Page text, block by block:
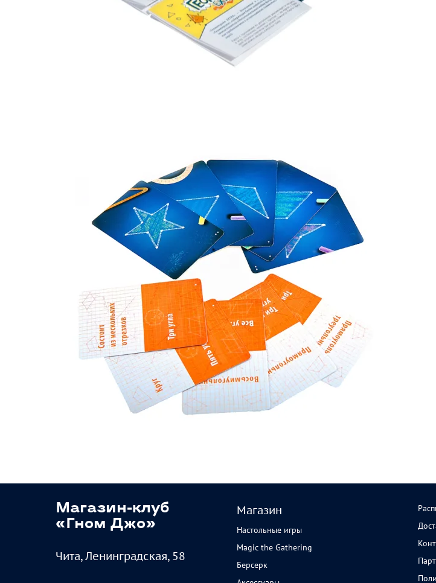
Магазин-клуб
«Гном Джо»
Чита, Ленинградская, 58
Магазин
Настольные игры
Magic the Gathering
Берсерк